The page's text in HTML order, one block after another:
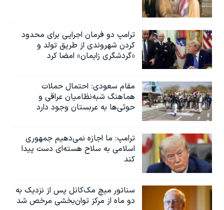
ترامپ دو فرمان اجرایی برای محدود
کردن شهروندی از طریق تولد و
«گردشگری زایمان» امضا کرد
مقام سعودی: احتمال حملات
هماهنگ شبه‌نظامیان عراقی و
حوثی‌ها به عربستان وجود دارد
ترامپ: ما اجازه نمی‌دهیم جمهوری
اسلامی به سلاح هسته‌ای دست پیدا
کند
سناتور میچ مک‌کانل پس از نزدیک به
دو ماه از مرکز توان‌بخشی مرخص شد